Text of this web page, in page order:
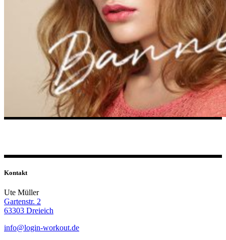
Kontakt
Ute Müller
Gartenstr. 2
63303 Dreieich
info@login-workout.de